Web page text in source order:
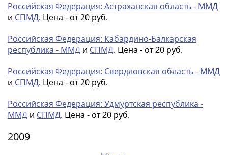
Российская Федерация: Астраханская область - ММД
и СПМД. Цена - от 20 руб.
Российская Федерация: Кабардино-Балкарская
республика - ММД и СПМД. Цена - от 20 руб.
Российская Федерация: Свердловская область - ММД
и СПМД. Цена - от 20 руб.
Российская Федерация: Удмуртская республика -
ММД и СПМД. Цена - от 20 руб.
2009